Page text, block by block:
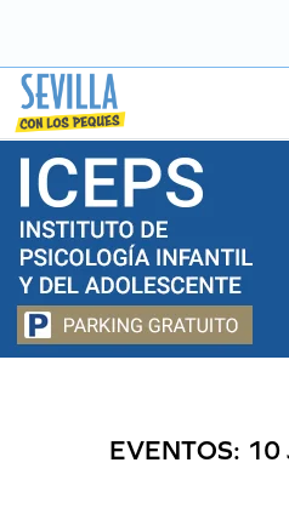
Saltar
contenido
EVENTOS: